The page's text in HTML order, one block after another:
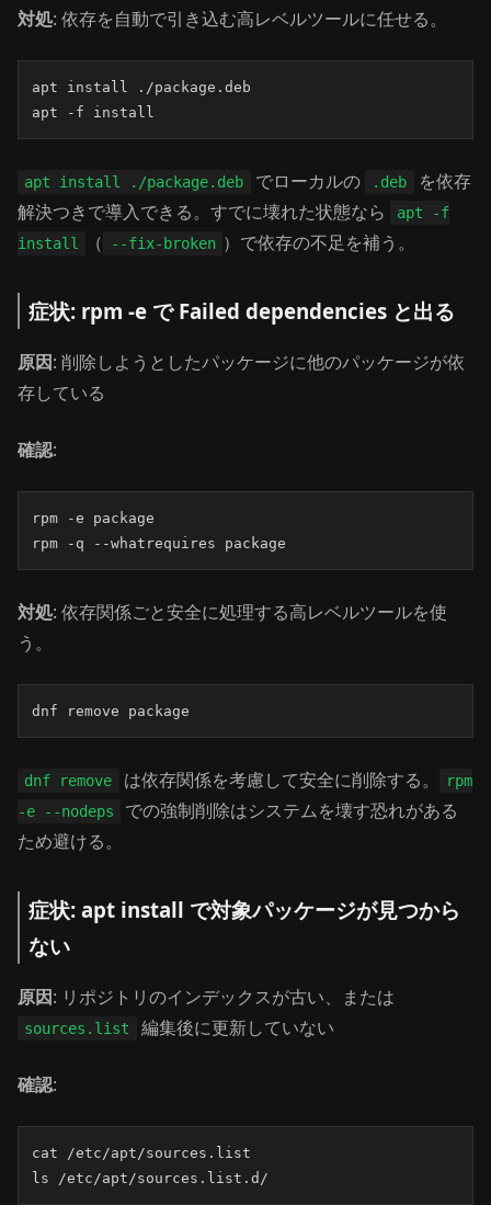
対処: 依存を自動で引き込む高レベルツールに任せる。
apt install ./package.deb
apt -f install
apt install ./package.deb でローカルの .deb
を依存
解決つきで導入できる。すでに壊れた状態なら
apt -f
install
（ --fix-broken ）で依存の不足を補う。
症状: rpm -e で Failed dependencies と出る
原因: 削除しようとしたパッケージに他のパッケージが依
存している
確認:
rpm -e package
rpm -q --whatrequires package
対処: 依存関係ごと安全に処理する高レベルツールを使
う。
dnf remove package
dnf remove は依存関係を考慮して安全に削除する。
rpm
-e --nodeps
での強制削除はシステムを壊す恐れがある
ため避ける。
症状: apt install で対象パッケージが見つから
ない
原因: リポジトリのインデックスが古い、または
sources.list 編集後に更新していない
確認:
cat /etc/apt/sources.list
ls /etc/apt/sources.list.d/